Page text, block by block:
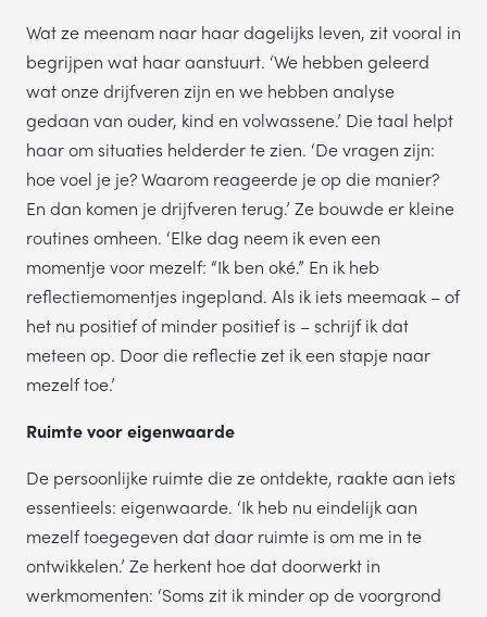
Wat ze meenam naar haar dagelijks leven, zit vooral in
begrijpen wat haar aanstuurt. ‘We hebben geleerd
wat onze drijfveren zijn en we hebben analyse
gedaan van ouder, kind en volwassene.’ Die taal helpt
haar om situaties helderder te zien. ‘De vragen zijn:
hoe voel je je? Waarom reageerde je op die manier?
En dan komen je drijfveren terug.’ Ze bouwde er kleine
routines omheen. ‘Elke dag neem ik even een
momentje voor mezelf: “Ik ben oké.” En ik heb
reflectiemomentjes ingepland. Als ik iets meemaak – of
het nu positief of minder positief is – schrijf ik dat
meteen op. Door die reflectie zet ik een stapje naar
mezelf toe.’
Ruimte voor eigenwaarde
De persoonlijke ruimte die ze ontdekte, raakte aan iets
essentieels: eigenwaarde. ‘Ik heb nu eindelijk aan
mezelf toegegeven dat daar ruimte is om me in te
ontwikkelen.’ Ze herkent hoe dat doorwerkt in
werkmomenten: ‘Soms zit ik minder op de voorgrond